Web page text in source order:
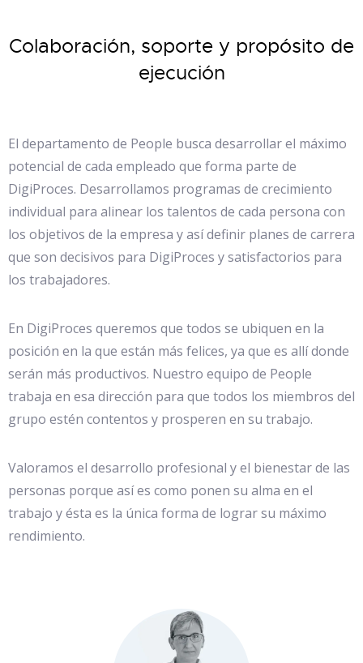
Colaboración, soporte y propósito de
ejecución
El departamento de People busca desarrollar el máximo
potencial de cada empleado que forma parte de
DigiProces. Desarrollamos programas de crecimiento
individual para alinear los talentos de cada persona con
los objetivos de la empresa y así definir planes de carrera
que son decisivos para DigiProces y satisfactorios para
los trabajadores.
En DigiProces queremos que todos se ubiquen en la
posición en la que están más felices, ya que es allí donde
serán más productivos. Nuestro equipo de People
trabaja en esa dirección para que todos los miembros del
grupo estén contentos y prosperen en su trabajo.
Valoramos el desarrollo profesional y el bienestar de las
personas porque así es como ponen su alma en el
trabajo y ésta es la única forma de lograr su máximo
rendimiento.